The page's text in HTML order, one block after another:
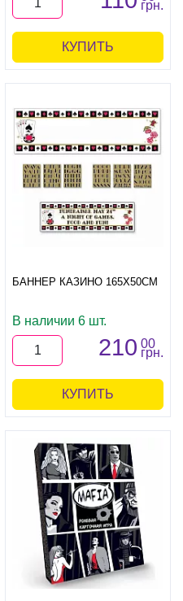
грн.
КУПИТЬ
БАННЕР КАЗИНО 165Х50СМ
В наличии 6 шт.
210 00
грн.
КУПИТЬ